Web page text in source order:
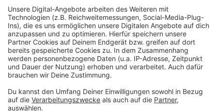
Steak in circa 3 cm dicke Scheiben schneiden.
Mit Salz und Pfeffer von beiden Seite würzen und
das Fleisch mit etwas Olivenöl beträufeln.
In der Grill- am besten Riffelpfanne auf hoher
Stufe anbraten. Tipp: Wenn das Steak klebt, noch
nicht umdrehen.
Sandwich: